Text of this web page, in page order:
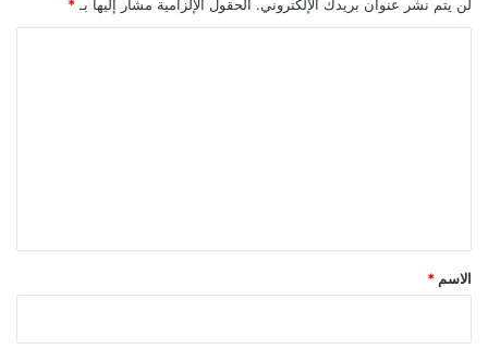
لن يتم نشر عنوان بريدك الإلكتروني. الحقول الإلزامية مشار إليها بـ *
*
الاسم *